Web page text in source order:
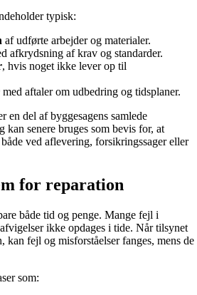
typisk:
af udførte arbejder og materialer.
afkrydsning af krav og standarder.
, hvis noget ikke lever op til
med aftaler om udbedring og tidsplaner.
en del af byggesagens samlede
kan senere bruges som bevis for, at
ved aflevering, forsikringssager eller
for reparation
både tid og penge. Mange fejl i
ikke opdages i tide. Når tilsynet
kan fejl og misforståelser fanges, mens de
som: